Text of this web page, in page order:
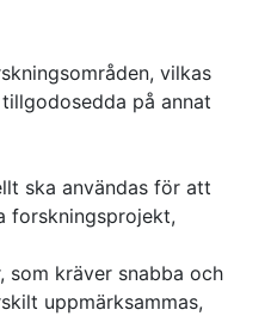
vilkas
på annat
ska användas för att
forskningsprojekt,
som kräver snabba och
uppmärksammas,